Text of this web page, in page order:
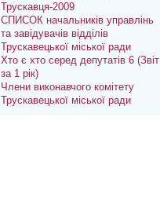
Трускавця-2009
СПИСОК начальників управлінь
та завідувачів відділів
Трускавецької міської ради
Хто є хто серед депутатів 6 (Звіт
за 1 рік)
Члени виконавчого комітету
Трускавецької міської ради